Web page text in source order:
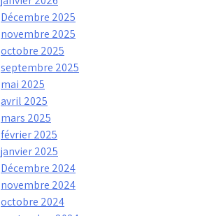
Décembre 2025
novembre 2025
octobre 2025
septembre 2025
mai 2025
avril 2025
mars 2025
février 2025
janvier 2025
Décembre 2024
novembre 2024
octobre 2024